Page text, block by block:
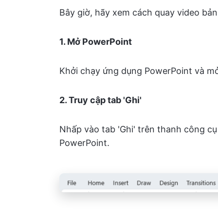
Bây giờ, hãy xem cách quay video
1. Mở PowerPoint
Khởi chạy ứng dụng PowerPoint và
2. Truy cập tab 'Ghi'
Nhấp vào tab 'Ghi' trên thanh công
PowerPoint.